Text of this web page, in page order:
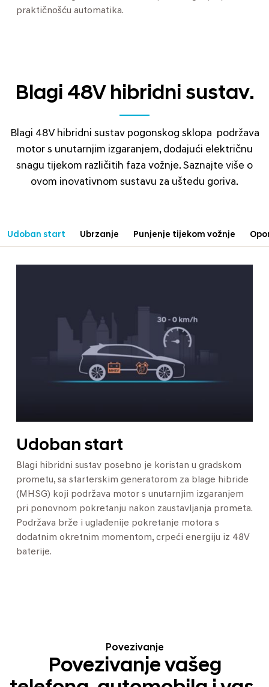
praktičnošću automatika.
Blagi 48V hibridni sustav.
Blagi 48V hibridni sustav pogonskog sklopa podržava
motor s unutarnjim izgaranjem, dodajući električnu
snagu tijekom različitih faza vožnje. Saznajte više o
ovom inovativnom sustavu za uštedu goriva.
Udoban start Ubrzanje Punjenje tijekom vožnje
Udoban start
Blagi hibridni sustav posebno je koristan u gradskom
prometu, sa starterskim generatorom za blage hibride
(MHSG) koji podržava motor s unutarnjim izgaranjem
pri ponovnom pokretanju nakon zaustavljanja prometa.
Podržava brže i uglađenije pokretanje motora s
dodatnim okretnim momentom, crpeći energiju iz 48V
baterije.
Povezivanje
Povezivanje vašeg